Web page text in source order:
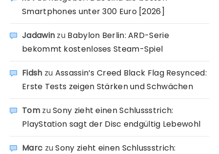
Smartphones unter 300 Euro [2026]
Jadawin zu Babylon Berlin: ARD-Serie
bekommt kostenloses Steam-Spiel
Fidsh zu Assassin’s Creed Black Flag Resynced:
Erste Tests zeigen Stärken und Schwächen
TomzuSony zieht einen Schlussstrich:
PlayStation sagt der Disc endgültig Lebewohl
Marc zuSony zieht einen Schlussstrich: